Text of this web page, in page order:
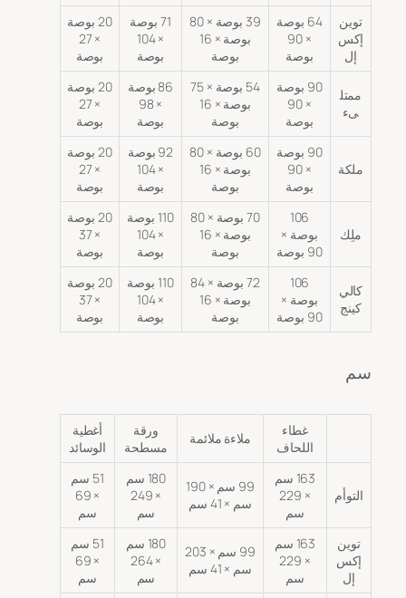
توين
إكس
إل
64 بوصة
× 90
بوصة
39 بوصة × 80
بوصة × 16
بوصة
71 بوصة
× 104
بوصة
20 بوصة
× 27
بوصة
ممتل
ىء
90 بوصة
× 90
بوصة
54 بوصة × 75
بوصة × 16
بوصة
86 بوصة
× 98
بوصة
20 بوصة
× 27
بوصة
ملكة
90 بوصة
× 90
بوصة
60 بوصة × 80
بوصة × 16
بوصة
92 بوصة
× 104
بوصة
20 بوصة
× 27
بوصة
ملِك
106
بوصة ×
90 بوصة
70 بوصة × 80
بوصة × 16
بوصة
110 بوصة
× 104
بوصة
20 بوصة
× 37
بوصة
كالي
كينج
106
بوصة ×
90 بوصة
72 بوصة × 84
بوصة × 16
بوصة
110 بوصة
× 104
بوصة
20 بوصة
× 37
بوصة
سم
غطاء
اللحاف
ملاءة ملائمة
ورقة
مسطحة
أغطية
الوسائد
التوأم
163 سم
× 229
سم
99 سم × 190
سم × 41 سم
180 سم
× 249
سم
51 سم
× 69
سم
توين
إكس
إل
163 سم
× 229
سم
99 سم × 203
سم × 41 سم
180 سم
× 264
سم
51 سم
× 69
سم